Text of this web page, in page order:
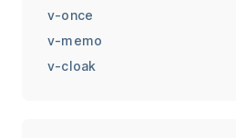
v-once
v-memo
v-cloak